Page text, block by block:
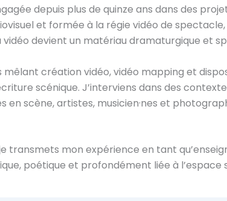
depuis plus de quinze ans dans des
et formée à la régie vidéo de
vidéo devient un matériau dramaturgique et
création vidéo, vidéo mapping et
scénique. J’interviens dans des
scène, artistes, musicien·nes et
transmets mon expérience en tant
poétique et profondément liée à l’espace